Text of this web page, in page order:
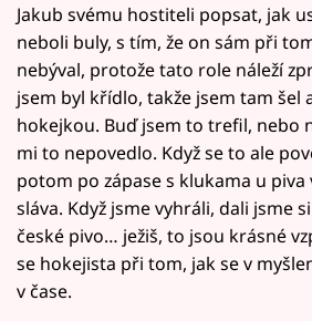
Jakub svému hostiteli popsat, jak
neboli buly, s tím, že on sám při
nebýval, protože tato role náleží
jsem byl křídlo, takže jsem tam šel
hokejkou. Buď jsem to trefil, nebo
mi to nepovedlo. Když se to ale
potom po zápase s klukama u piva
sláva. Když jsme vyhráli, dali jsme
české pivo… ježiš, to jsou krásné
se hokejista při tom, jak se v
v čase.